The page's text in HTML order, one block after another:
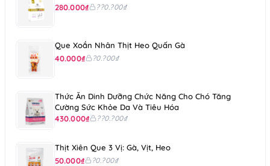
280.000₫
??0.?00₫
Que Xoắn Nhân Thịt Heo Quấn Gà
40.000₫
?0.?00₫
Thức Ăn Dinh Dưỡng Chức Năng Cho Chó Tăng
Cường Sức Khỏe Da Và Tiêu Hóa
430.000₫
??0.?00₫
Thịt Xiên Que 3 Vị: Gà, Vịt, Heo
50.000₫
?0.?00₫